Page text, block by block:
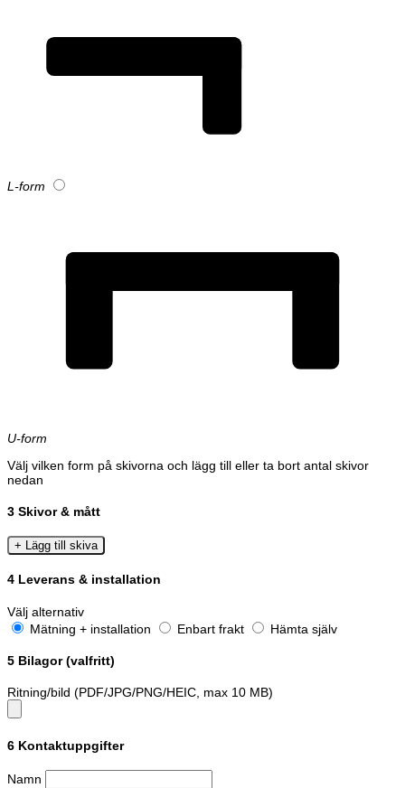
L-form
U-form
Välj vilken form på skivorna och lägg till eller ta bort antal skivor
nedan
3 Skivor & mått
+ Lägg till skiva
4 Leverans & installation
Välj alternativ
Mätning + installation
Enbart frakt Hämta själv
5 Bilagor (valfritt)
Ritning/bild (PDF/JPG/PNG/HEIC, max 10 MB)
6 Kontaktuppgifter
Namn